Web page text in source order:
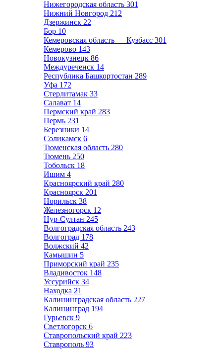
Нижегородская область 301
Нижний Новгород 212
Дзержинск 22
Бор 10
Кемеровская область — Кузбасс 301
Кемерово 143
Новокузнецк 86
Междуреченск 14
Республика Башкортостан 289
Уфа 172
Стерлитамак 33
Салават 14
Пермский край 283
Пермь 231
Березники 14
Соликамск 6
Тюменская область 280
Тюмень 250
Тобольск 18
Ишим 4
Красноярский край 280
Красноярск 201
Норильск 38
Железногорск 12
Нур-Султан 245
Волгоградская область 243
Волгоград 178
Волжский 42
Камышин 5
Приморский край 235
Владивосток 148
Уссурийск 34
Находка 21
Калининградская область 227
Калининград 194
Гурьевск 9
Светлогорск 6
Ставропольский край 223
Ставрополь 93